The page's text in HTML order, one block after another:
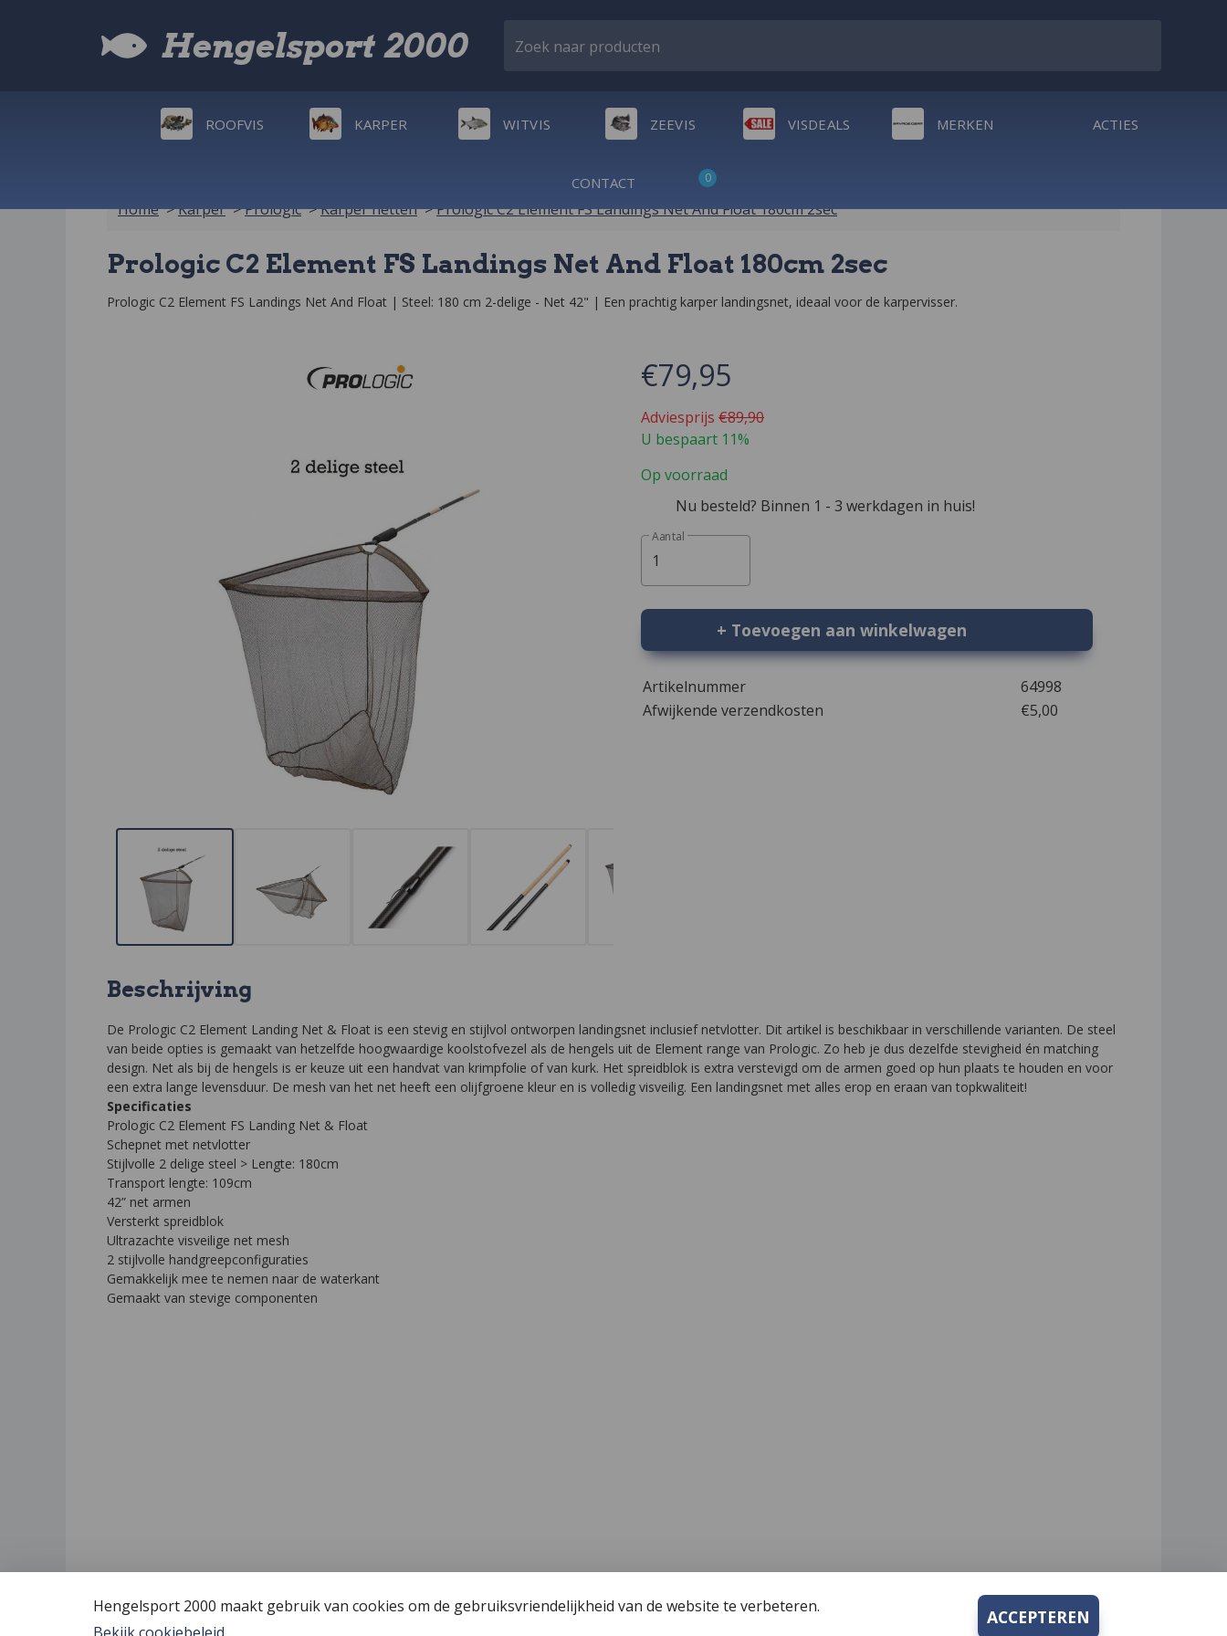
Hengelsport 2000 Zoek naar producten
ROOFVIS KARPER WITVIS ZEEVIS VISDEALS MERKEN ACTIES
CONTACT 0
Home>Karper>Prologic>Karper netten>Prologic C2 Element FS Landings Net And Float 180cm 2sec
Prologic C2 Element FS Landings Net And Float 180cm 2sec
Prologic C2 Element FS Landings Net And Float | Steel: 180 cm 2-delige - Net 42" | Een prachtig karper landingsnet, ideaal voor de karpervisser.
€79,95
Adviesprijs €89,90
U bespaart 11%
Op voorraad
Nu besteld? Binnen 1 - 3 werkdagen in huis!
Aantal
1
+ Toevoegen aan winkelwagen
Artikelnummer
64998
Afwijkende verzendkosten
€5,00
Beschrijving
De Prologic C2 Element Landing Net & Float is een stevig en stijlvol ontworpen landingsnet inclusief netvlotter. Dit artikel is beschikbaar in verschillende varianten. De steel
van beide opties is gemaakt van hetzelfde hoogwaardige koolstofvezel als de hengels uit de Element range van Prologic. Zo heb je dus dezelfde stevigheid én matching
design. Net als bij de hengels is er keuze uit een handvat van krimpfolie of van kurk. Het spreidblok is extra verstevigd om de armen goed op hun plaats te houden en voor
een extra lange levensduur. De mesh van het net heeft een olijfgroene kleur en is volledig visveilig. Een landingsnet met alles erop en eraan van topkwaliteit!
Specificaties
Prologic C2 Element FS Landing Net & Float
Schepnet met netvlotter
Stijlvolle 2 delige steel > Lengte: 180cm
Transport lengte: 109cm
42” net armen
Versterkt spreidblok
Ultrazachte visveilige net mesh
2 stijlvolle handgreepconfiguraties
Gemakkelijk mee te nemen naar de waterkant
Gemaakt van stevige componenten
Hengelsport 2000 maakt gebruik van cookies om de gebruiksvriendelijkheid van de website te verbeteren.
ACCEPTEREN